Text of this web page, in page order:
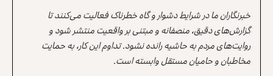
خبرنگاران ما در شرایط دشوار و گاه خطرناک فعالیت می‌کنند تا
گزارش‌های دقیق، منصفانه و مبتنی بر واقعیت منتشر شود و
روایت‌های مردم به حاشیه رانده نشود. تداوم این کار، به حمایت
مخاطبان و حامیان مستقل وابسته است.